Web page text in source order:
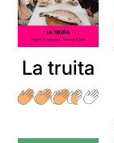
La truita